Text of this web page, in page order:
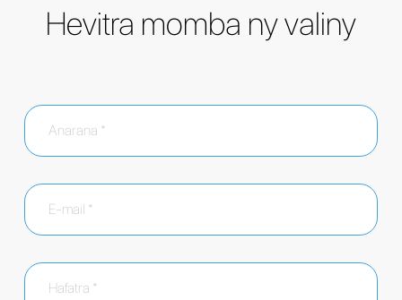
Hevitra momba ny valiny